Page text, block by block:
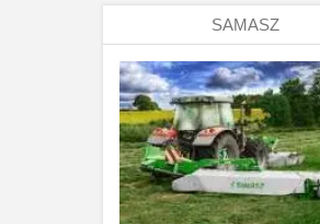
SAMASZ